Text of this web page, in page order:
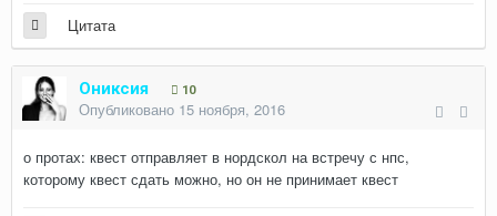
Цитата
Ониксия 10
Опубликовано 15 ноября, 2016
о протах: квест отправляет в нордскол на встречу с нпс,
которому квест сдать можно, но он не принимает квест